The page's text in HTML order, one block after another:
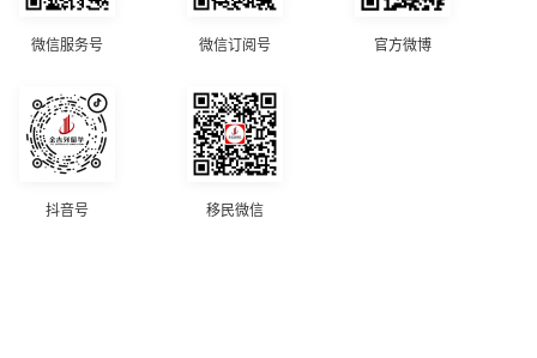
微信服务号 微信订阅号 官方微博
抖音号 移民微信